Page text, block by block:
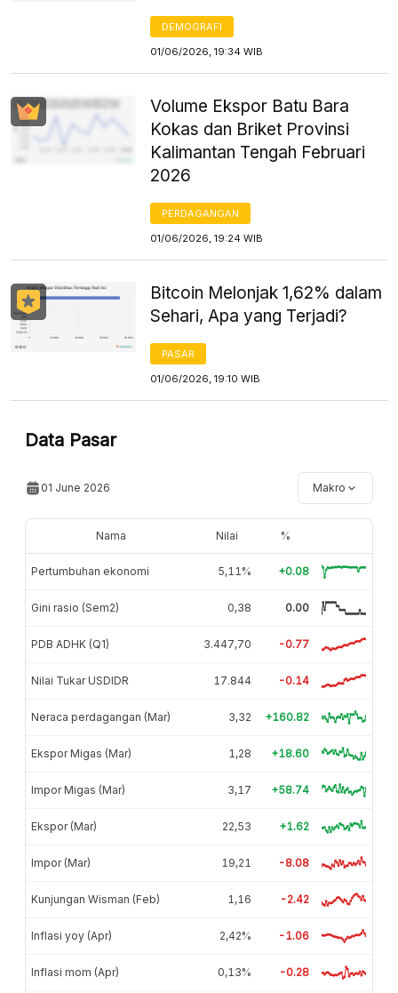
DEMOGRAFI
01/06/2026, 19:34 WIB
Volume Ekspor Batu Bara
Kokas dan Briket Provinsi
Kalimantan Tengah Februari
2026
PERDAGANGAN
01/06/2026, 19:24 WIB
Bitcoin Melonjak 1,62% dalam
Sehari, Apa yang Terjadi?
PASAR
01/06/2026, 19:10 WIB
Data Pasar
01 June 2026 Makro
Nama Nilai %
Pertumbuhan ekonomi 5,11% +0.08
Gini rasio (Sem2) 0,38 0.00
PDB ADHK (Q1) 3.447,70 -0.77
Nilai Tukar USDIDR 17.844 -0.14
Neraca perdagangan (Mar) 3,32 +160.82
Ekspor Migas (Mar) 1,28 +18.60
Impor Migas (Mar) 3,17 +58.74
Ekspor (Mar) 22,53 +1.62
Impor (Mar) 19,21 -8.08
Kunjungan Wisman (Feb) 1,16 -2.42
Inflasi yoy (Apr) 2,42% -1.06
Inflasi mom (Apr) 0,13% -0.28